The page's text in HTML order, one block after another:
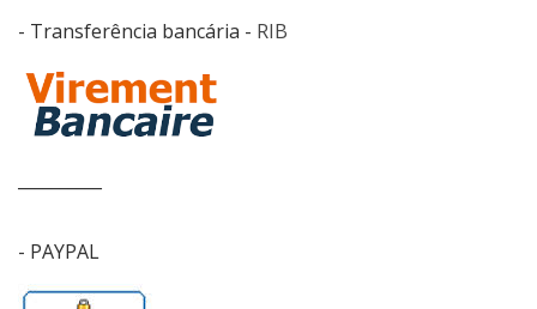
- Transferência bancária - RIB
- PAYPAL